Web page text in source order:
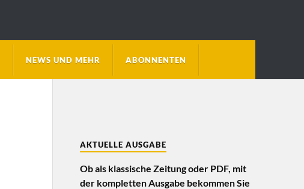
NEWS UND MEHR ABONNENTEN
AKTUELLE AUSGABE
Ob als klassische Zeitung oder PDF, mit
der kompletten Ausgabe bekommen Sie